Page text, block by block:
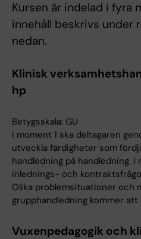
Kursen är indelad i fyra
innehåll beskrivs under
nedan.
Klinisk
hp
Betygsskala: GU
I moment 1 ska deltagaren
utveckla färdigheter som
handledning på handledning.
inlednings- och
Olika problemsituationer och
grupphandledning kommer att
Vuxenpedagogik och